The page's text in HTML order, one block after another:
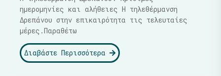
ημερομηνίες και αλήθειες Η τηλεθέρμανση
Δρεπάνου στην επικαιρότητα τις τελευταίες
μέρες.Παραθέτω
Διαβάστε Περισσότερα